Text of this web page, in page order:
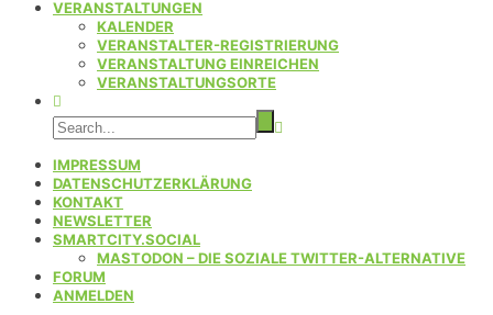
VERANSTALTUNGEN
KALENDER
VERANSTALTER-REGISTRIERUNG
VERANSTALTUNG EINREICHEN
VERANSTALTUNGSORTE
IMPRESSUM
DATENSCHUTZERKLÄRUNG
KONTAKT
NEWSLETTER
SMARTCITY.SOCIAL
MASTODON – DIE SOZIALE TWITTER-ALTERNATIVE
FORUM
ANMELDEN